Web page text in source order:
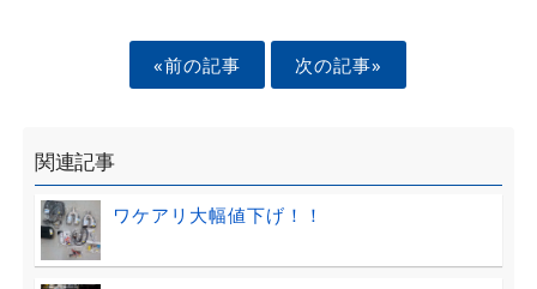
«前の記事 次の記事»
関連記事
ワケアリ大幅値下げ！！